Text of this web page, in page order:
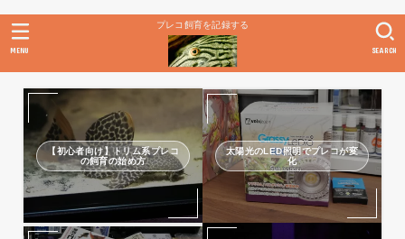
プレコ飼育を記録する
SEARCH
MENU
【初心者向け】トリム系プレコ
の飼育の始め方
太陽光のLED照明でプレコが変
化